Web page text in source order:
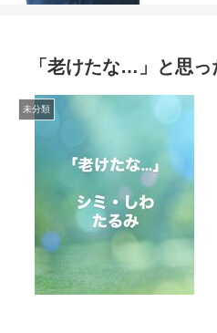
「老けたな…」と思っ
未分類